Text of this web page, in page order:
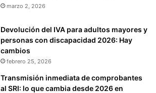
marzo 2, 2026
Devolución del IVA para adultos mayores y
personas con discapacidad 2026: Hay
cambios
febrero 25, 2026
Transmisión inmediata de comprobantes
al SRI: lo que cambia desde 2026 en